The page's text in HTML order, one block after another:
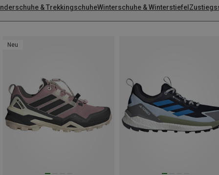
& TrekkingschuheWinterschuhe & Winterstiefel
Neu